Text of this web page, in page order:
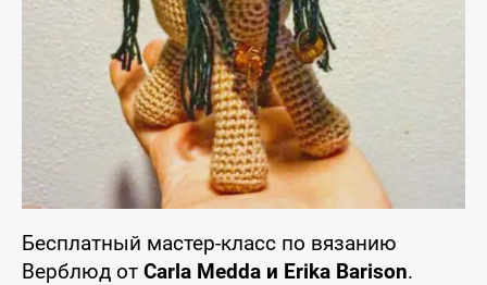
Бесплатный мастер-класс по вязанию
Верблюд от Carla Medda и Erika Barison.